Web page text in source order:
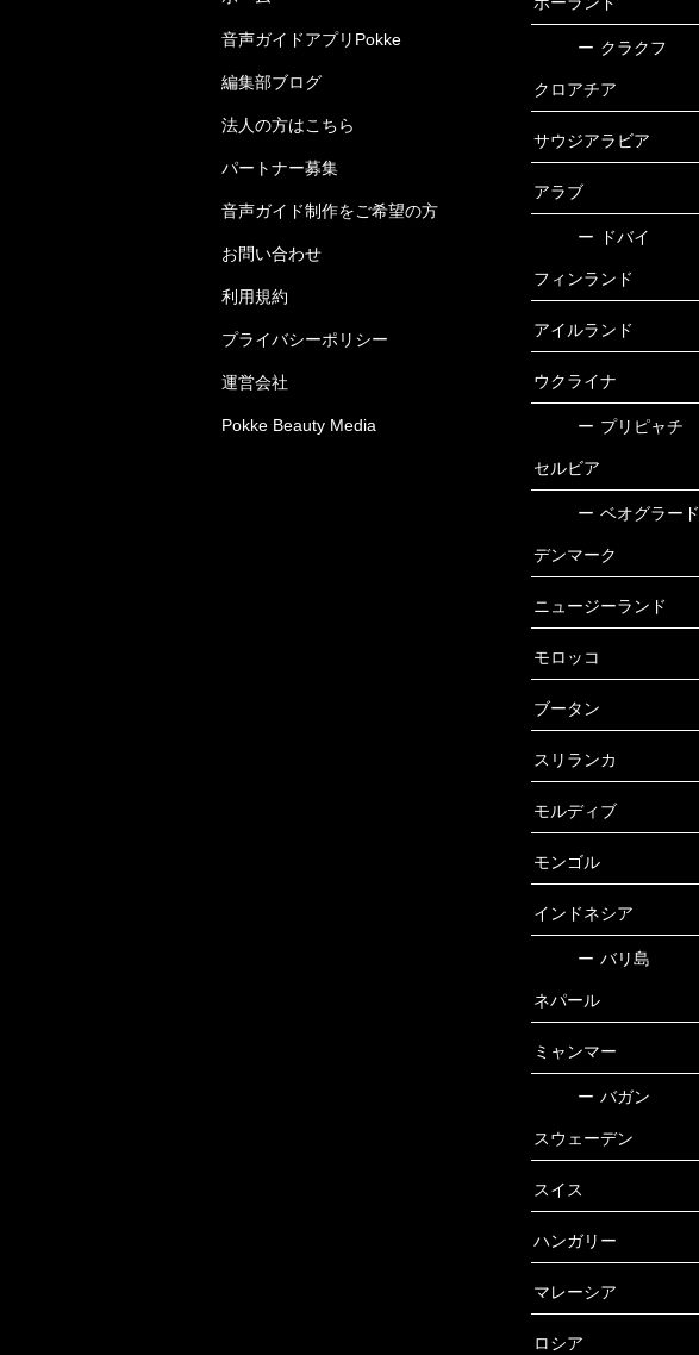
音声ガイドアプリPokke
編集部ブログ
法人の方はこちら
パートナー募集
音声ガイド制作をご希望の方
お問い合わせ
利用規約
プライバシーポリシー
運営会社
Pokke Beauty Media
ー クラクフ
クロアチア
サウジアラビア
アラブ
ー ドバイ
フィンランド
アイルランド
ウクライナ
ー プリピャチ
セルビア
ー ベオグラード
デンマーク
ニュージーランド
モロッコ
ブータン
スリランカ
モルディブ
モンゴル
インドネシア
ー バリ島
ネパール
ミャンマー
ー バガン
スウェーデン
スイス
ハンガリー
マレーシア
ロシア